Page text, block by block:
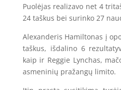
Puolėjas realizavo net 4
24 taškus bei surinko 27
Alexanderis Hamiltonas į
taškus, išdalino 6
kaip ir Reggie Lynchas,
asmeninių pražangų limito.